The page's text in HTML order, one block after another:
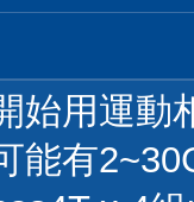
始用運動
能有